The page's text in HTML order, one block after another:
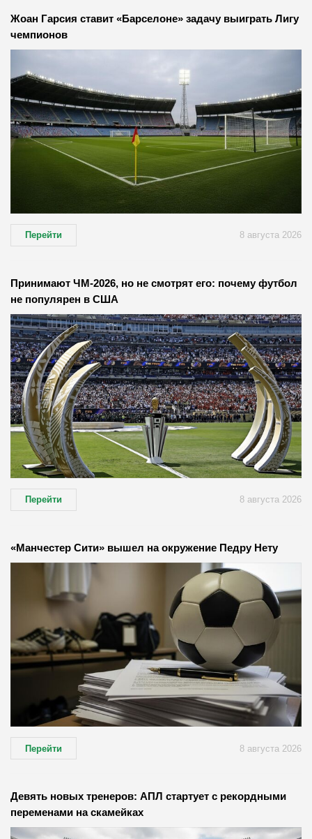
Жоан Гарсия ставит «Барселоне» задачу выиграть Лигу
чемпионов
Перейти 8 августа 2026
Принимают ЧМ-2026, но не смотрят его: почему футбол
не популярен в США
Перейти 8 августа 2026
«Манчестер Сити» вышел на окружение Педру Нету
Перейти 8 августа 2026
Девять новых тренеров: АПЛ стартует с рекордными
переменами на скамейках